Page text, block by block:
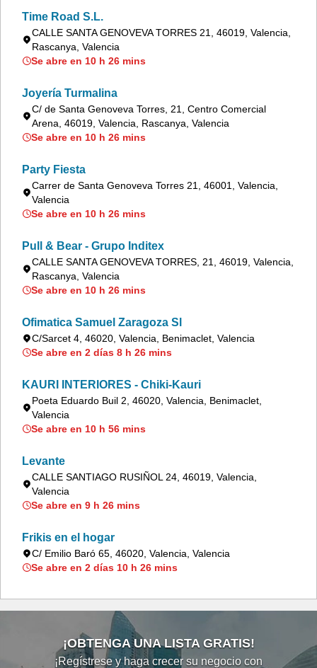
Time Road S.L.
CALLE SANTA GENOVEVA TORRES 21, 46019, Valencia,
Rascanya, Valencia
Se abre en 10 h 26 mins
Joyería Turmalina
C/ de Santa Genoveva Torres, 21, Centro Comercial
Arena, 46019, Valencia, Rascanya, Valencia
Se abre en 10 h 26 mins
Party Fiesta
Carrer de Santa Genoveva Torres 21, 46001, Valencia,
Valencia
Se abre en 10 h 26 mins
Pull & Bear - Grupo Inditex
CALLE SANTA GENOVEVA TORRES, 21, 46019, Valencia,
Rascanya, Valencia
Se abre en 10 h 26 mins
Ofimatica Samuel Zaragoza Sl
C/Sarcet 4, 46020, Valencia, Benimaclet, Valencia
Se abre en 2 días 8 h 26 mins
KAURI INTERIORES - Chiki-Kauri
Poeta Eduardo Buil 2, 46020, Valencia, Benimaclet,
Valencia
Se abre en 10 h 56 mins
Levante
CALLE SANTIAGO RUSIÑOL 24, 46019, Valencia,
Valencia
Se abre en 9 h 26 mins
Frikis en el hogar
C/ Emilio Baró 65, 46020, Valencia, Valencia
Se abre en 2 días 10 h 26 mins
¡OBTENGA UNA LISTA GRATIS!
¡Regístrese y haga crecer su negocio con